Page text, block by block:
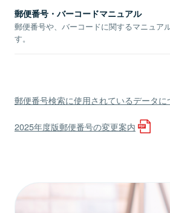
郵便番号・バーコードマニュアル
郵便番号や、バーコードに関するマニュア
す。
郵便番号検索に使用されているデータに
2025年度版郵便番号の変更案内